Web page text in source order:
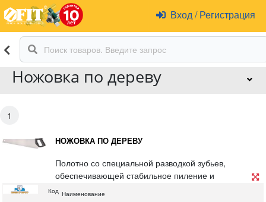
Вход /Регистрация
Ножовка по дереву
1
НОЖОВКА ПО ДЕРЕВУ
Полотно со специальной разводкой зубьев,
обеспечивающей стабильное пиление и
пластиковой планкой для защиты зубьев при
Код Наименование